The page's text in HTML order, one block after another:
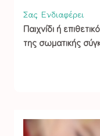
Σας Ενδιαφέρει
Παιχνίδι ή
της σωματικής